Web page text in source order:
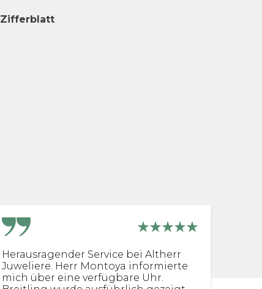
Zifferblatt
Herausragender Service bei Altherr
Juweliere. Herr Montoya informierte
mich über eine verfügbare Uhr.